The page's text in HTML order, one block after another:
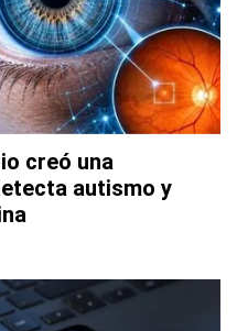
creó una
autismo y